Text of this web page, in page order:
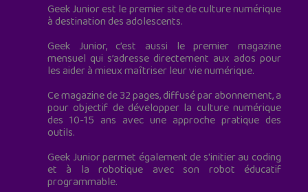
Geek Junior est le premier site de culture numérique
à destination des adolescents.
Geek Junior, c’est aussi le premier magazine
mensuel qui s’adresse directement aux ados pour
les aider à mieux maîtriser leur vie numérique.
Ce magazine de 32 pages, diffusé par abonnement, a
pour objectif de développer la culture numérique
des 10-15 ans avec une approche pratique des
outils.
Geek Junior permet également de s'initier au coding
et à la robotique avec son robot éducatif
programmable.